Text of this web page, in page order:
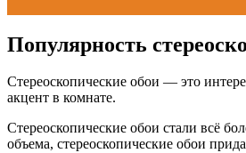
Популярность
Стереоскопические обои — это
акцент в комнате.
Стереоскопические обои стали всё
объема, стереоскопические обои